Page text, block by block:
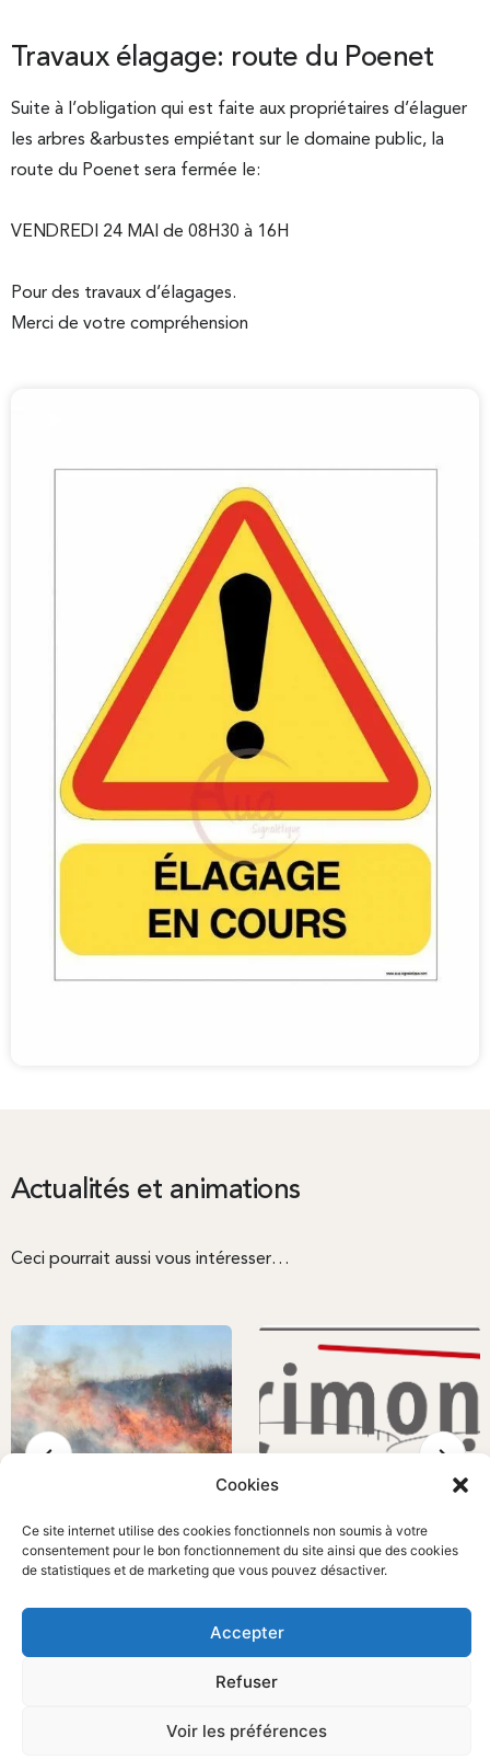
Cookies
Ce site internet utilise des cookies fonctionnels non soumis à votre
consentement pour le bon fonctionnement du site ainsi que des cookies
de statistiques et de marketing que vous pouvez désactiver.
Accepter
Refuser
Voir les préférences
Travaux élagage: route du Poenet
Suite à l’obligation qui est faite aux propriétaires d’élaguer
les arbres &arbustes empiétant sur le domaine public, la
route du Poenet sera fermée le:
VENDREDI 24 MAI de 08H30 à 16H
Pour des travaux d’élagages.
Merci de votre compréhension
Actualités et animations
Ceci pourrait aussi vous intéresser…
Animations à l'année